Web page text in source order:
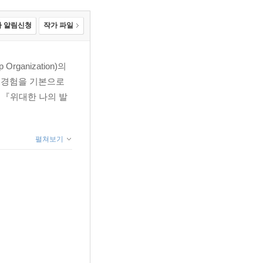
알림신청 작가 파일
Organization)의
험을 기본으로
위대한 나의 발
펼쳐보기